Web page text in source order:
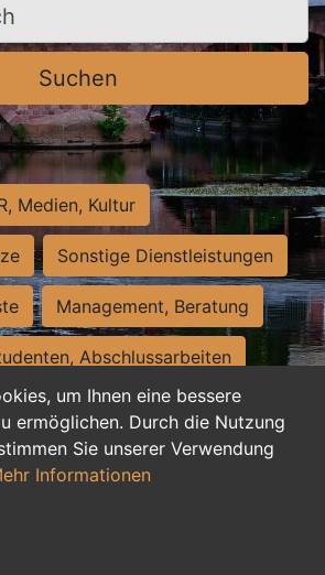
um Ihnen eine bessere
ermöglichen. Durch die Nutzung
Sie unserer Verwendung
Informationen
Suchen
Medien, Kultur
Sonstige Dienstleistungen
Management, Beratung
Abschlussarbeiten
Assistenz, Sekretariat
und Nebenjobs
duale Ausbildung